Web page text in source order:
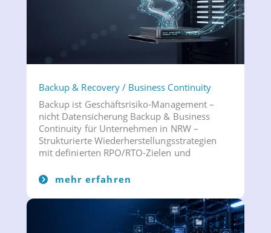
Backup & Recovery / Business Continuity
Backup ist Geschäftsrisiko-Management –
nicht Datensicherung Backup & Business
Continuity für Unternehmen in NRW –
Strukturierte Wiederherstellungsstrategien
mit definierten RPO/RTO-Zielen und
mehr erfahren